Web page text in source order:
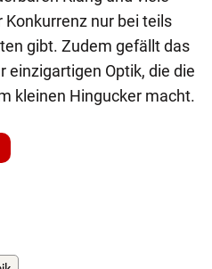
Konkurrenz nur bei teils
gibt. Zudem gefällt das
einzigartigen Optik, die die
kleinen Hingucker macht.